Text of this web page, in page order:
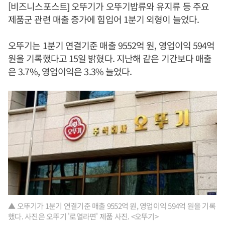
[비즈니스포스트] 오뚜기가 오뚜기밥류와 유지류 등 주요
제품군 관련 매출 증가에 힘입어 1분기 외형이 늘었다.
오뚜기는 1분기 연결기준 매출 9552억 원, 영업이익 594억
원을 기록했다고 15일 밝혔다. 지난해 같은 기간보다 매출
은 3.7%, 영업이익은 3.3% 늘었다.
▲ 오뚜기가 1분기 연결기준 매출 9552억 원, 영업이익 594억 원을 기록
했다. 사진은 오뚜기 '로열라면' 제품 사진. <오뚜기>